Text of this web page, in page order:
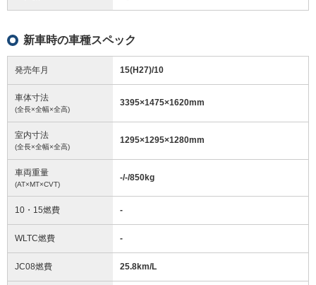
新車時の車種スペック
発売年月 15(H27)/10
車体寸法
(全長×全幅×全高)
3395×1475×1620mm
室内寸法
(全長×全幅×全高)
1295×1295×1280mm
車両重量
(AT×MT×CVT)
-/-/850kg
10・15燃費 -
WLTC燃費 -
JC08燃費 25.8km/L